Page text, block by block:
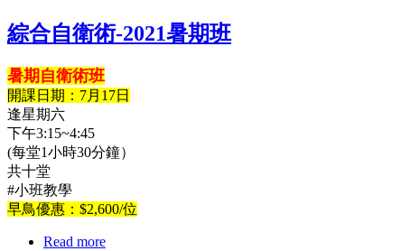
綜合自衛術-2021暑期班
暑期自衛術班
開課日期：7月17日
逢星期六
下午3:15~4:45
(每堂1小時30分鐘）
共十堂
#小班教學
早鳥優惠：$2,600/位
Read more